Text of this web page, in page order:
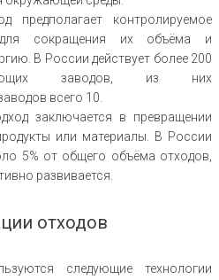
предполагает контролируемое
сокращения их объёма и
В России действует более 200
заводов, из них
всего 10.
заключается в превращении
или материалы. В России
5% от общего объёма отходов,
развивается.
отходов
следующие технологии